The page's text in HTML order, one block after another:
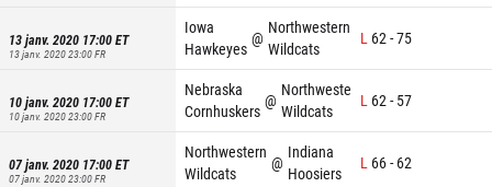
13 janv. 2020 17:00ET
13 janv. 2020 23:00FR
Iowa
Hawkeyes
@
Northwestern
Wildcats
L 62-75
10 janv. 2020 17:00ET
10 janv. 2020 23:00FR
Nebraska
Cornhuskers
@
Northwestern
Wildcats
L 62- 57
07 janv. 2020 17:00ET
07 janv. 2020 23:00FR
Northwestern
Wildcats
@
Indiana
Hoosiers
L 66- 62